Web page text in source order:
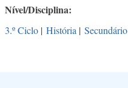
Nível/Disciplina
3.º Ciclo | História | Secundário